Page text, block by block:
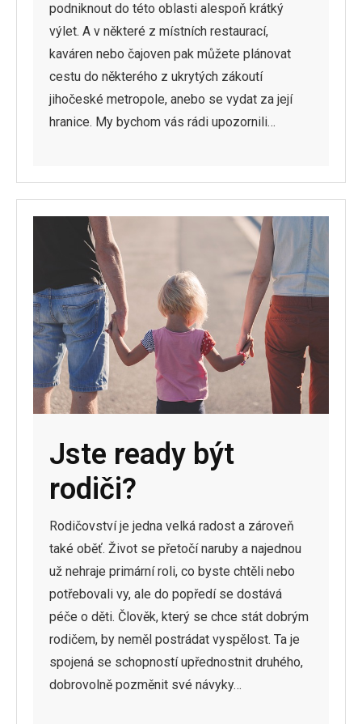
podniknout do této oblasti alespoň krátký
výlet. A v některé z místních restaurací,
kaváren nebo čajoven pak můžete plánovat
cestu do některého z ukrytých zákoutí
jihočeské metropole, anebo se vydat za její
hranice. My bychom vás rádi upozornili…
Jste ready být
rodiči?
Rodičovství je jedna velká radost a zároveň
také oběť. Život se přetočí naruby a najednou
už nehraje primární roli, co byste chtěli nebo
potřebovali vy, ale do popředí se dostává
péče o děti. Člověk, který se chce stát dobrým
rodičem, by neměl postrádat vyspělost. Ta je
spojená se schopností upřednostnit druhého,
dobrovolně pozměnit své návyky…